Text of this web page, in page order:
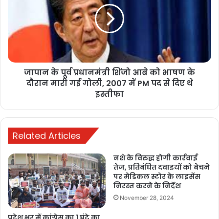
आबे
को
के
2007
PM
पद
से
दिए
थे
इस्तीफा
जापान के पूर्व प्रधानमंत्री शिंजो आबे को भाषण के
दौरान मारी गई गोली, 2007 में PM पद से दिए थे
इस्तीफा
Related Articles
नशे के विरुद्ध होगी कार्रवाई
तेज, प्रतिबंधित दवाइयों को बेचने
पर मेडिकल स्टोर के लाइसेंस
निरस्त करने के निर्देश
November 28, 2024